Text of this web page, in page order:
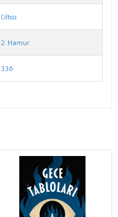
Ciltsiz
2. Hamur
336